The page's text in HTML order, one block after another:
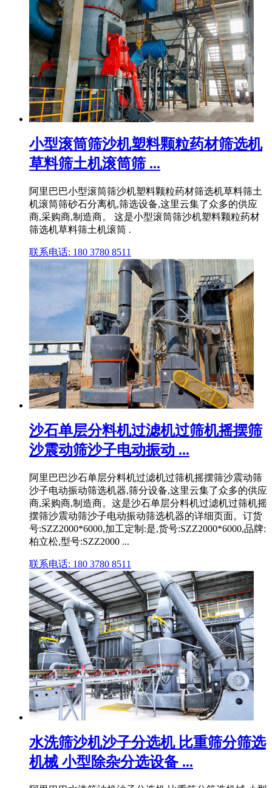
小型滚筒筛沙机塑料颗粒药材筛选机
草料筛土机滚筒筛 ...
阿里巴巴小型滚筒筛沙机塑料颗粒药材筛选机草料筛土
机滚筒筛砂石分离机,筛选设备,这里云集了众多的供应
商,采购商,制造商。 这是小型滚筒筛沙机塑料颗粒药材
筛选机草料筛土机滚筒 .
联系电话: 180 3780 8511
沙石单层分料机过滤机过筛机摇摆筛
沙震动筛沙子电动振动 ...
阿里巴巴沙石单层分料机过滤机过筛机摇摆筛沙震动筛
沙子电动振动筛选机器,筛分设备,这里云集了众多的供应
商,采购商,制造商。这是沙石单层分料机过滤机过筛机摇
摆筛沙震动筛沙子电动振动筛选机器的详细页面。订货
号:SZZ2000*6000,加工定制:是,货号:SZZ2000*6000,品牌:
柏立松,型号:SZZ2000 ...
联系电话: 180 3780 8511
水洗筛沙机沙子分选机 比重筛分筛选
机械 小型除杂分选设备 ...